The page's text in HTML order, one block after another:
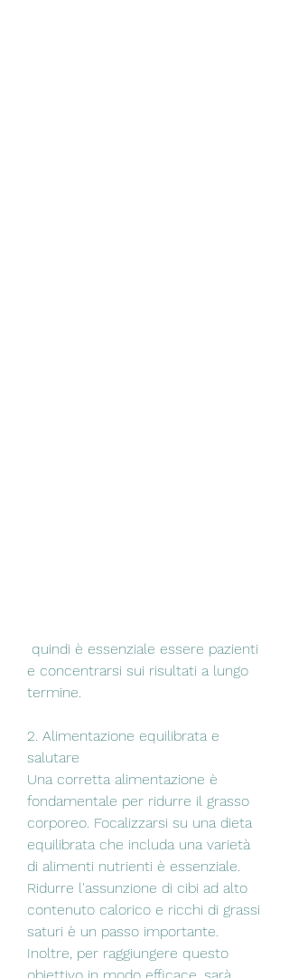
e concentrarsi sui risultati a lungo
termine.
2. Alimentazione equilibrata e
salutare
Una corretta alimentazione è
fondamentale per ridurre il grasso
corporeo. Focalizzarsi su una dieta
equilibrata che includa una varietà
di alimenti nutrienti è essenziale.
Ridurre l'assunzione di cibi ad alto
contenuto calorico e ricchi di grassi
saturi è un passo importante.
Inoltre, per raggiungere questo